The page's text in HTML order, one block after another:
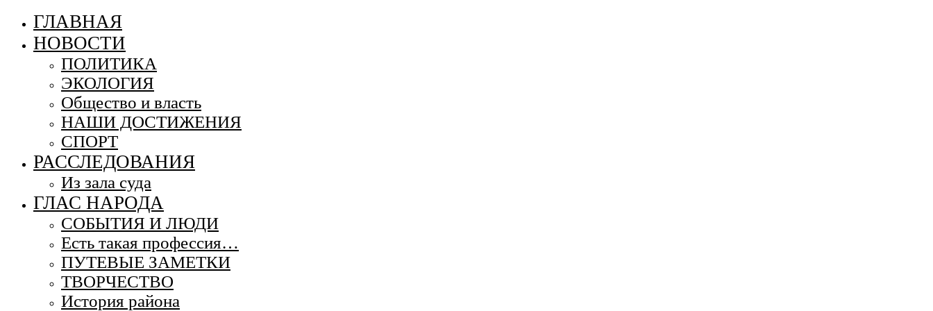
ГЛАВНАЯ
НОВОСТИ
ПОЛИТИКА
ЭКОЛОГИЯ
Общество и власть
НАШИ ДОСТИЖЕНИЯ
СПОРТ
РАССЛЕДОВАНИЯ
Из зала суда
ГЛАС НАРОДА
СОБЫТИЯ И ЛЮДИ
Есть такая профессия…
ПУТЕВЫЕ ЗАМЕТКИ
ТВОРЧЕСТВО
История района